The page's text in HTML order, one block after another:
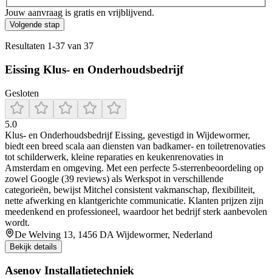
Jouw aanvraag is gratis en vrijblijvend.
Volgende stap
Resultaten 1-37 van 37
Eissing Klus- en Onderhoudsbedrijf
Gesloten
5.0
Klus‑ en Onderhoudsbedrijf Eissing, gevestigd in Wijdewormer,
biedt een breed scala aan diensten van badkamer- en toiletrenovaties
tot schilderwerk, kleine reparaties en keukenrenovaties in
Amsterdam en omgeving. Met een perfecte 5-sterrenbeoordeling op
zowel Google (39 reviews) als Werkspot in verschillende
categorieën, bewijst Mitchel consistent vakmanschap, flexibiliteit,
nette afwerking en klantgerichte communicatie. Klanten prijzen zijn
meedenkend en professioneel, waardoor het bedrijf sterk aanbevolen
wordt.
De Welving 13, 1456 DA Wijdewormer, Nederland
Bekijk details
Asenov Installatietechniek